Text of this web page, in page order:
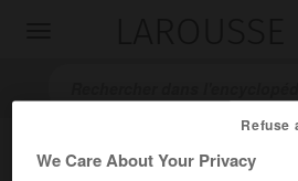
Refuse
We Care About Your Privacy